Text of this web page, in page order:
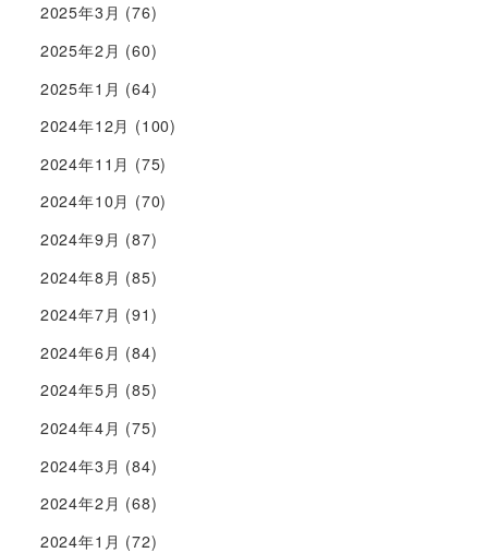
2025年3月 (76)
2025年2月 (60)
2025年1月 (64)
2024年12月 (100)
2024年11月 (75)
2024年10月 (70)
2024年9月 (87)
2024年8月 (85)
2024年7月 (91)
2024年6月 (84)
2024年5月 (85)
2024年4月 (75)
2024年3月 (84)
2024年2月 (68)
2024年1月 (72)